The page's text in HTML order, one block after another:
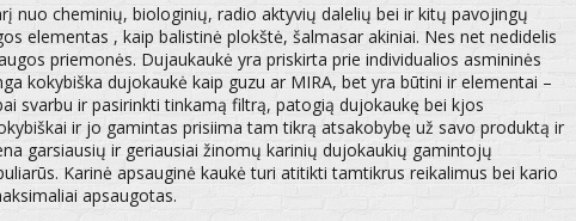
nuo cheminių, biologinių, radio aktyvių dalelių bei ir kitų pavojingų
elementas , kaip balistinė plokštė, šalmasar akiniai. Nes net nedidelis
priemonės. Dujaukaukė yra priskirta prie individualios asmininės
kokybiška dujokaukė kaip guzu ar MIRA, bet yra būtini ir elementai –
svarbu ir pasirinkti tinkamą filtrą, patogią dujokaukę bei kjos
ir jo gamintas prisiima tam tikrą atsakobybę už savo produktą ir
garsiausių ir geriausiai žinomų karinių dujokaukių gamintojų
Karinė apsauginė kaukė turi atitikti tamtikrus reikalimus bei kario
apsaugotas.